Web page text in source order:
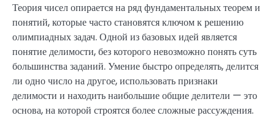
Теория чисел опирается на ряд фундаментальных теорем и
понятий, которые часто становятся ключом к решению
олимпиадных задач. Одной из базовых идей является
понятие делимости, без которого невозможно понять суть
большинства заданий. Умение быстро определять, делится
ли одно число на другое, использовать признаки
делимости и находить наибольшие общие делители — это
основа, на которой строятся более сложные рассуждения.